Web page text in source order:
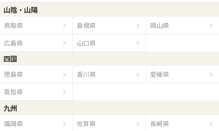
山陰・山陽
鳥取県 島根県
岡山県
広島県
山口県
四国
徳島県 香川県
愛媛県
高知県
九州
福岡県 佐賀県
長崎県